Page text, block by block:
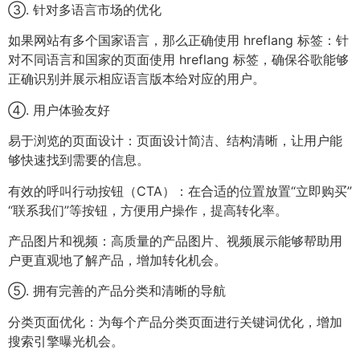
③. 针对多语言市场的优化
如果网站有多个国家语言，那么正确使用 hreflang 标签：针
对不同语言和国家的页面使用 hreflang 标签，确保谷歌能够
正确识别并展示相应语言版本给对应的用户。
④. 用户体验友好
易于浏览的页面设计：页面设计简洁、结构清晰，让用户能
够快速找到需要的信息。
有效的呼叫行动按钮（CTA）：在合适的位置放置“立即购买”
“联系我们”等按钮，方便用户操作，提高转化率。
产品图片和视频：高质量的产品图片、视频展示能够帮助用
户更直观地了解产品，增加转化机会。
⑤. 拥有完善的产品分类和清晰的导航
分类页面优化：为每个产品分类页面进行关键词优化，增加
搜索引擎曝光机会。